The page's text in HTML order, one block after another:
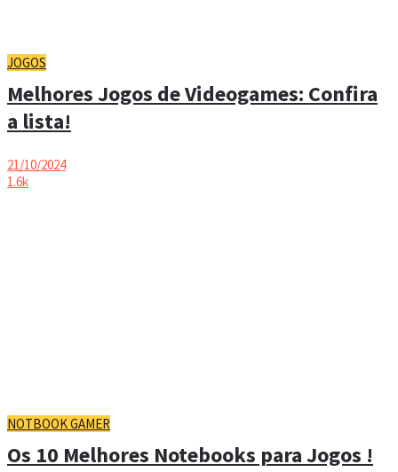
JOGOS
Melhores Jogos de Videogames: Confira
a lista!
21/10/2024
1.6k
NOTBOOK GAMER
Os 10 Melhores Notebooks para Jogos !